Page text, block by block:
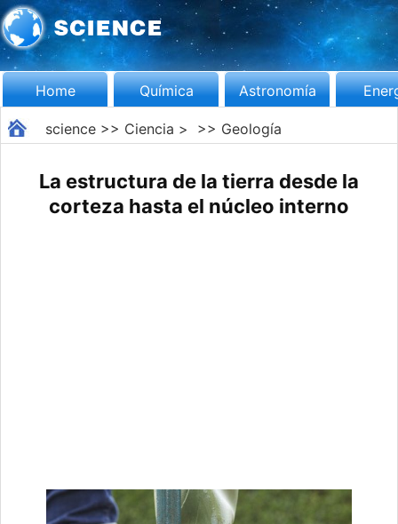
Home Química Astronomía
science>> Ciencia > >> Geología
La estructura de la tierra desde la
corteza hasta el núcleo interno